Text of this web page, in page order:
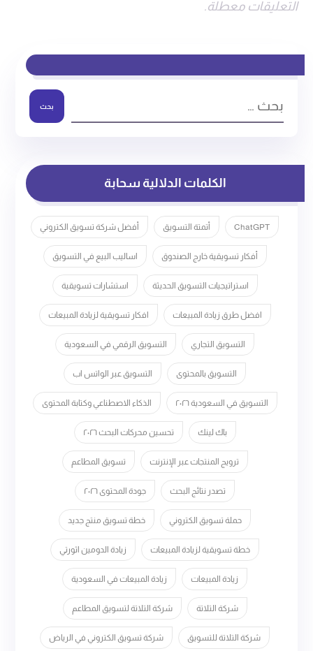
التعليقات معطلة.
بحث
الكلمات الدلالية سحابة
ChatGPT أتمتة التسويق أفضل شركة تسويق الكتروني
أفكار تسويقية خارج الصندوق اساليب البيع في التسويق
استراتيجيات التسويق الحديثة استشارات تسويقية
افضل طرق زيادة المبيعات افكار تسويقية لزيادة المبيعات
التسويق التجاري التسويق الرقمي في السعودية
التسويق بالمحتوى التسويق عبر الواتس اب
التسويق في السعودية ٢٠٢٦ الذكاء الاصطناعي وكتابة المحتوى
باك لينك تحسين محركات البحث ٢٠٢٦
ترويج المنتجات عبر الإنترنت تسويق المطاعم
تصدر نتائج البحث جودة المحتوى ٢٠٢٦
حملة تسويق الكتروني خطة تسويق منتج جديد
خطة تسويقية لزيادة المبيعات زيادة الدومين اثورتي
زيادة المبيعات زيادة المبيعات في السعودية
شركة التلاتة شركة التلاتة لتسويق المطاعم
شركة التلاتة للتسويق شركة تسويق الكتروني في الرياض